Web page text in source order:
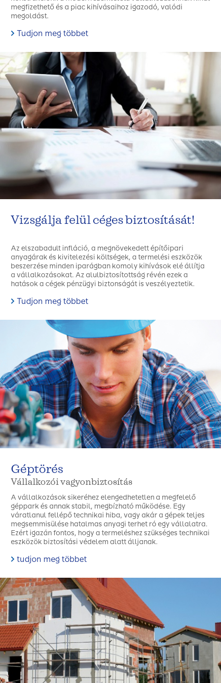
megfizethető és a piac kihívásaihoz igazodó, valódi
megoldást.
Tudjon meg többet
Vizsgálja felül céges biztosítását!
Az elszabadult infláció, a megnövekedett építőipari
anyagárak és kivitelezési költségek, a termelési eszközök
beszerzése minden iparágban komoly kihívások elé állítja
a vállalkozásokat. Az alulbiztosítottság révén ezek a
hatások a cégek pénzügyi biztonságát is veszélyeztetik.
Tudjon meg többet
Géptörés
Vállalkozói vagyonbiztosítás
A vállalkozások sikeréhez elengedhetetlen a megfelelő
géppark és annak stabil, megbízható működése. Egy
váratlanul fellépő technikai hiba, vagy akár a gépek teljes
megsemmisülése hatalmas anyagi terhet ró egy vállalatra.
Ezért igazán fontos, hogy a termeléshez szükséges technikai
eszközök biztosítási védelem alatt álljanak.
tudjon meg többet